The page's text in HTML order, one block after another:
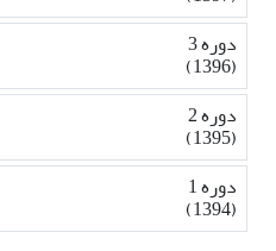
دوره 3
(1396)
دوره 2
(1395)
دوره 1
(1394)